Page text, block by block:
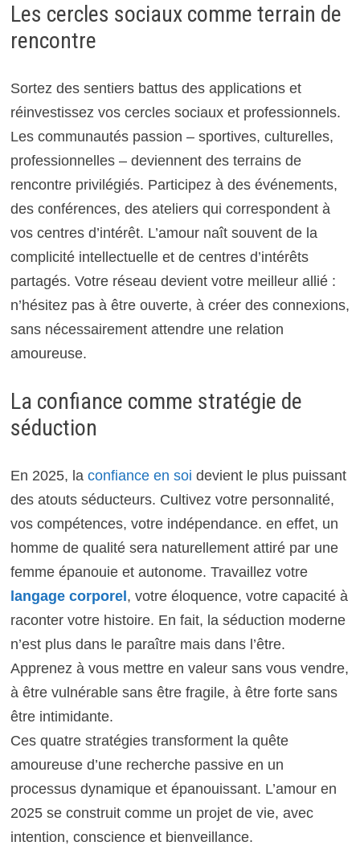
Les cercles sociaux comme terrain de
rencontre
Sortez des sentiers battus des applications et
réinvestissez vos cercles sociaux et professionnels.
Les communautés passion – sportives, culturelles,
professionnelles – deviennent des terrains de
rencontre privilégiés. Participez à des événements,
des conférences, des ateliers qui correspondent à
vos centres d’intérêt. L’amour naît souvent de la
complicité intellectuelle et de centres d’intérêts
partagés. Votre réseau devient votre meilleur allié :
n’hésitez pas à être ouverte, à créer des connexions,
sans nécessairement attendre une relation
amoureuse.
La confiance comme stratégie de
séduction
En 2025, la confiance en soi devient le plus puissant
des atouts séducteurs. Cultivez votre personnalité,
vos compétences, votre indépendance. en effet, un
homme de qualité sera naturellement attiré par une
femme épanouie et autonome. Travaillez votre
langage corporel , votre éloquence, votre capacité à
raconter votre histoire. En fait, la séduction moderne
n’est plus dans le paraître mais dans l’être.
Apprenez à vous mettre en valeur sans vous vendre,
à être vulnérable sans être fragile, à être forte sans
être intimidante.
Ces quatre stratégies transforment la quête
amoureuse d’une recherche passive en un
processus dynamique et épanouissant. L’amour en
2025 se construit comme un projet de vie, avec
intention, conscience et bienveillance.